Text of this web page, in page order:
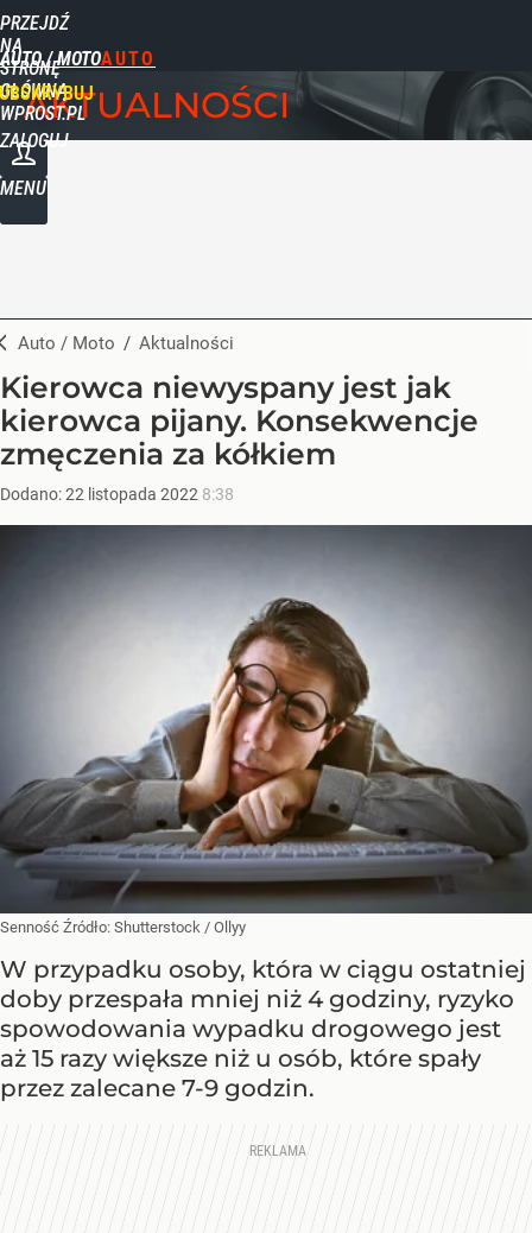
PRZEJDŹ
NA
STRONĘ
GŁÓWNĄ
WPROST.PL
AUTO / MOTO
ZALOGUJ
MENU
AKTUALNOŚCI
Auto / Moto / Aktualności
Kierowca niewyspany jest jak
kierowca pijany. Konsekwencje
zmęczenia za kółkiem
Dodano:22 listopada 2022 8:38
Senność Źródło: Shutterstock / Ollyy
W przypadku osoby, która w ciągu ostatniej
doby przespała mniej niż 4 godziny, ryzyko
spowodowania wypadku drogowego jest
aż 15 razy większe niż u osób, które spały
przez zalecane 7-9 godzin.